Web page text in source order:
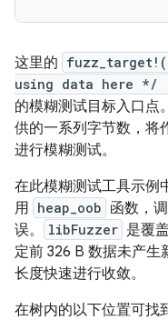
这里的
using data here */
的模糊测试目标入口点。
供的一系列字节数，将
进行模糊测试。
在此模糊测试工具示例
用 heap_oob 函数，
误。
libFuzzer 是覆
定前 326 B 数据未产
长度快速进行收敛。
在树内的以下位置可找